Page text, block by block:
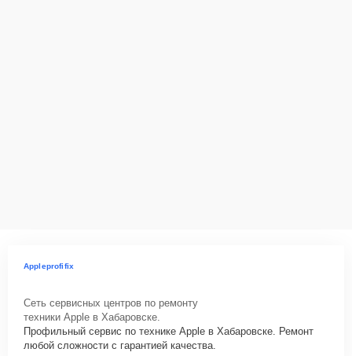
Appleprofifix
Сеть сервисных центров по ремонту
техники Apple в Хабаровске.
Профильный сервис по технике Apple в Хабаровске. Ремонт
любой сложности с гарантией качества.